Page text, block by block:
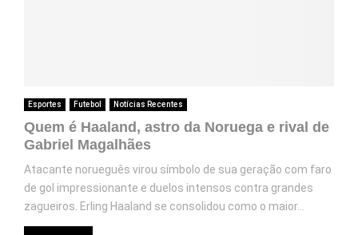
Esportes Futebol Notícias Recentes
Quem é Haaland, astro da Noruega e rival de
Gabriel Magalhães
Atacante norueguês virou símbolo de sua geração com faro
de gol impressionante e duelos intensos contra grandes
zagueiros. Erling Haaland se consolidou como o maior...